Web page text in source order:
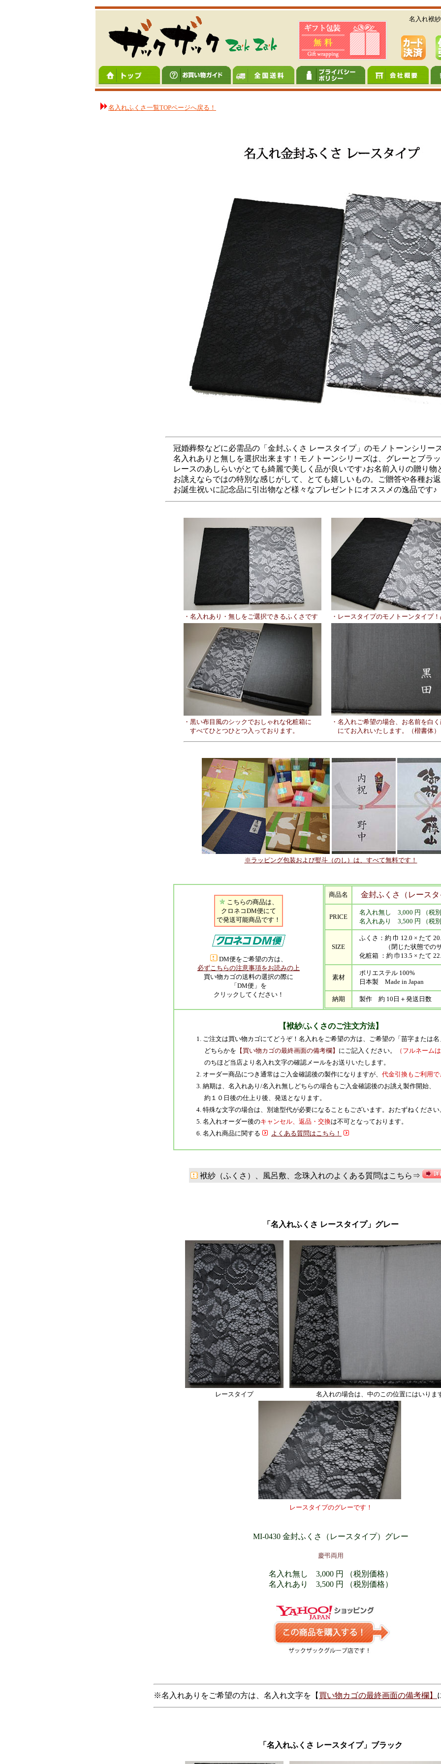
名入れ袱
名入れふくさ一覧TOPページへ戻る！
冠婚葬祭などに必需品の「金封ふくさ レースタイプ」のモノトーンシリー
名入れありと無しを選択出来ます！モノトーンシリーズは、グレーとブラ
レースのあしらいがとても綺麗で美しく品が良いです♪お名前入りの贈り物
お誂えならではの特別な感じがして、とても嬉しいもの。ご贈答や各種お
お誕生祝いに記念品に引出物など様々なプレゼントにオススメの逸品です♪
・名入れあり・無しをご選択できるふくさです ・レースタイプのモノトーンタイプ
・黒い布目風のシックでおしゃれな化粧箱に
すべてひとつひとつ入っております。
・名入れご希望の場合、お名前を白
にてお入れいたします。（楷書体）
※ラッピング包装および熨斗（のし）は、すべて無料です！
こちらの商品は、
クロネコDM便にて
で発送可能商品です！
DM便をご希望の方は、
必ずこちらの注意事項をお読みの上
買い物カゴの送料の選択の際に
「DM便」を
クリックしてください！
商品名 金封ふくさ（レースタ
PRICE
名入れ無し 3,000 円 （税
名入れあり 3,500 円 （税
SIZE
ふくさ：約 巾 12.0 × たて
（閉じた状態でのサ
化粧箱 ：約 巾13.5 × たて
素材
ポリエステル 100%
日本製 Made in Japan
納期 製作 約 10日＋発送日数
【袱紗/ふくさのご注文方法】
1. ご注文は買い物カゴにてどうぞ！名入れをご希望の方は、ご希望の「苗字または名
どちらかを 【買い物カゴの最終画面の備考欄】 にご記入ください。
（フルネーム
のちほど当店より名入れ文字の確認メールをお送りいたします。
2. オーダー商品につき通常はご入金確認後の製作になりますが、 代金引換もご利用
3. 納期は、名入れあり/名入れ無しどちらの場合もご入金確認後のお誂え製作開始、
約１０日後の仕上り後、発送となります。
4. 特殊な文字の場合は、別途型代が必要になることもございます。おたずねください
5. 名入れオーダー後のキャンセル、返品・交換は不可となっております。
6. 名入れ商品に関する
よくある質問はこちら！
袱紗（ふくさ）、風呂敷、念珠入れのよくある質問はこちら⇒
「名入れふくさ レースタイプ」グレー
レースタイプ 名入れの場合は、中のこの位置にはいりま
レースタイプのグレーです！
MI-0430 金封ふくさ（レースタイプ）グレー
慶弔両用
名入れ無し 3,000 円 （税別価格）
名入れあり 3,500 円 （税別価格）
※名入れありをご希望の方は、名入れ文字を【 買い物カゴの最終画面の備考欄】
「名入れふくさ レースタイプ」ブラック